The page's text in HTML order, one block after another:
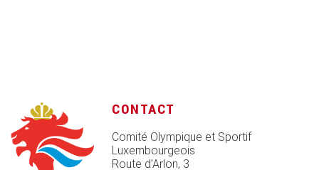
CONTACT
Comité Olympique et Sportif
Luxembourgeois
Route d’Arlon, 3